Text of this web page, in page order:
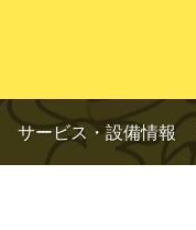
サービス・設備情報